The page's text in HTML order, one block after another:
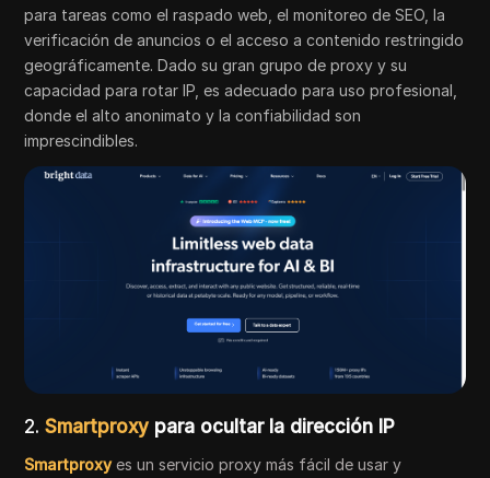
para tareas como el raspado web, el monitoreo de SEO, la
verificación de anuncios o el acceso a contenido restringido
geográficamente. Dado su gran grupo de proxy y su
capacidad para rotar IP, es adecuado para uso profesional,
donde el alto anonimato y la confiabilidad son
imprescindibles.
2.Smartproxy para ocultar la dirección IP
Smartproxyes un servicio proxy más fácil de usar y